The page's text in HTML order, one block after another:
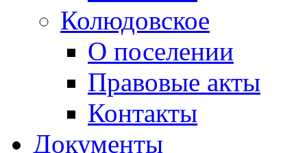
Колюдовское
О поселении
Правовые акты
Контакты
Документы